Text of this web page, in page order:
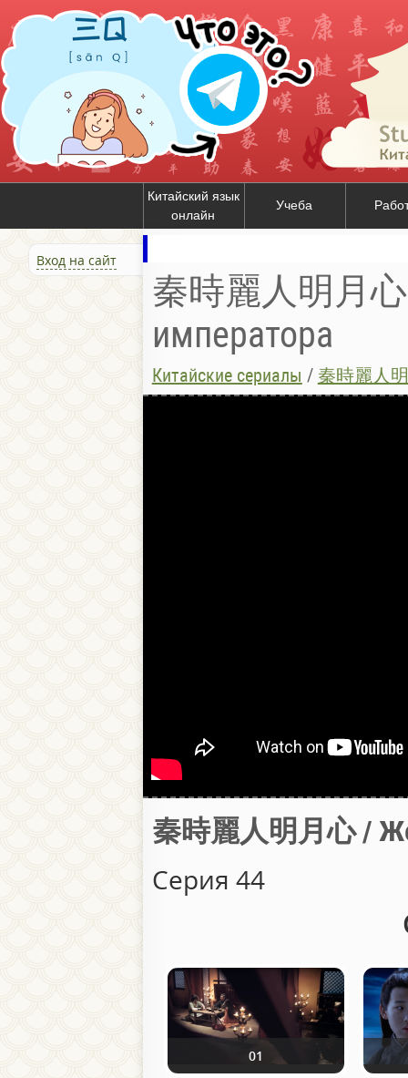
Китайский язык
онлайн
Учеба
Вход на сайт
秦時麗人明月
императора
Китайские сериалы / 秦時麗人
秦時麗人明月心 /
Серия 44
01